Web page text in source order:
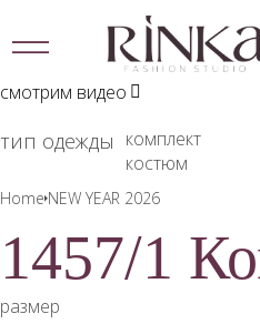
смотрим видео
тип одежды комплект
костюм
Home NEW YEAR 2026
1457/1
размер